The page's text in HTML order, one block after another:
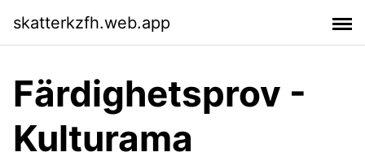
skatterkzfh.web.app
Färdighetsprov -
Kulturama